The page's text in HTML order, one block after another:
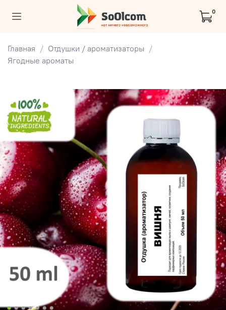
0
Главная
Отдушки / ароматизаторы
Ягодные ароматы